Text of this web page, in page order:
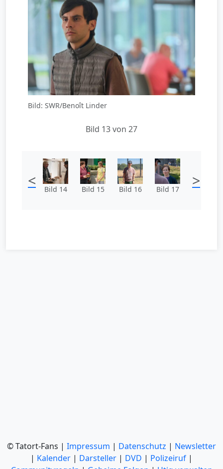
Bild: SWR/Benoît Linder
Bild 13 von 27
< Bild 14 Bild 15 Bild 16 Bild 17 >
© Tatort-Fans | Impressum | Datenschutz | Newsletter
| Kalender | Darsteller | DVD | Polizeiruf |